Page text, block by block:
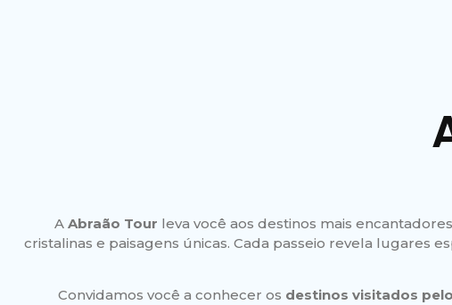
A Abraão Tour leva você aos destinos mais
cristalinas e paisagens únicas. Cada passeio revela lugares
Convidamos você a conhecer os destinos visitados